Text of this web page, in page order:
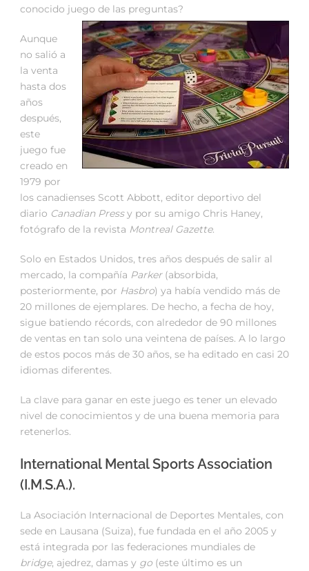
conocido juego de las preguntas?
Aunque
no salió a
la venta
hasta dos
años
después,
este
juego fue
creado en
1979 por
los canadienses Scott Abbott, editor deportivo del
diario Canadian Pressy por su amigo Chris Haney,
fotógrafo de la revista Montreal Gazette.
Solo en Estados Unidos, tres años después de salir al
mercado, la compañía Parker(absorbida,
posteriormente, por Hasbro) ya había vendido más de
20 millones de ejemplares. De hecho, a fecha de hoy,
sigue batiendo récords, con alrededor de 90 millones
de ventas en tan solo una veintena de países. A lo largo
de estos pocos más de 30 años, se ha editado en casi 20
idiomas diferentes.
La clave para ganar en este juego es tener un elevado
nivel de conocimientos y de una buena memoria para
retenerlos.
International Mental Sports Association
(I.M.S.A.).
La Asociación Internacional de Deportes Mentales, con
sede en Lausana (Suiza), fue fundada en el año 2005 y
está integrada por las federaciones mundiales de
bridge, ajedrez, damas y go (este último es un